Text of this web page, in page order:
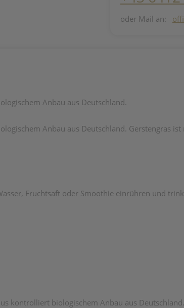
oder Mail an:
Anbau aus Deutschland.
Anbau aus Deutschland. Gerstengras
Fruchtsaft oder Smoothie einrühren und
kontrolliert biologischem Anbau aus